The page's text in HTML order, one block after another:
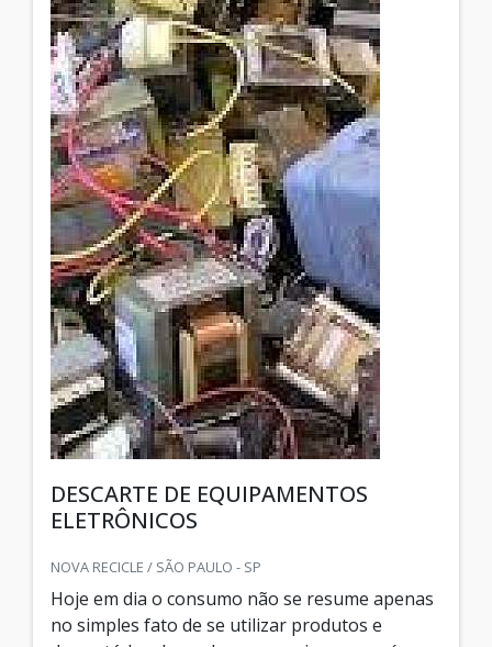
DESCARTE DE EQUIPAMENTOS
ELETRÔNICOS
NOVA RECICLE / SÃO PAULO - SP
Hoje em dia o consumo não se resume apenas
no simples fato de se utilizar produtos e